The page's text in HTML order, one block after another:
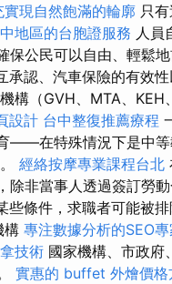
實現自然飽滿的輪廓 只
地區的台胞證服務 人員
保公民可以自由、輕鬆
承認、汽車保險的有效
構（GVH、MTA、KEH
設計 台中整復推薦療程
——在特殊情況下是中等
經絡按摩專業課程台北
除非當事人透過簽訂勞
些條件，求職者可能被
構 專注數據分析的SEO專
技術 國家機構、市政府
實惠的 buffet 外燴價格